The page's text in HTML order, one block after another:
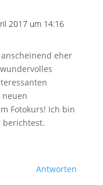
2017 um 14:16
eher
Fotokurs! Ich bin
berichtest.
Antworten